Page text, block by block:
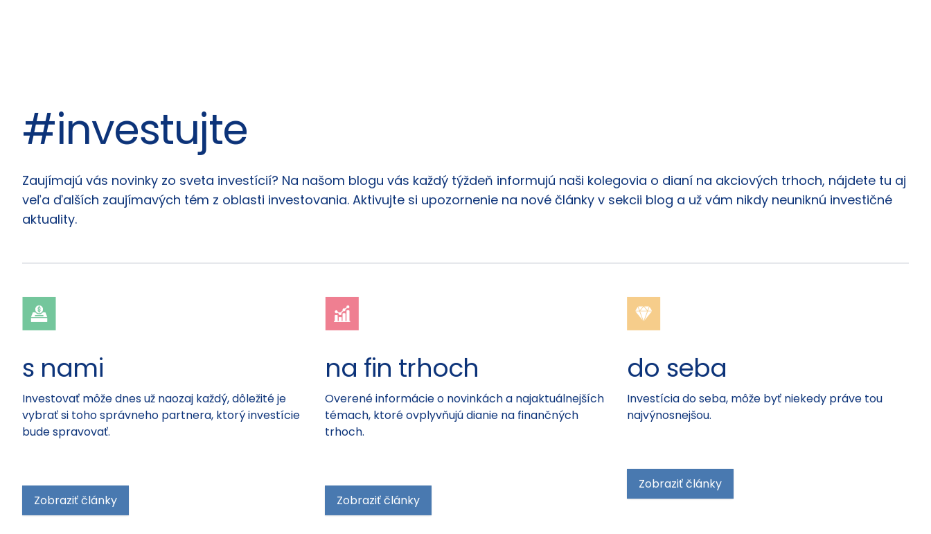
#investujte
Články
Zaujímajú vás novinky zo sveta investícií? Na našom blogu vás každý týždeň informujú naši kolegovia o dianí na akciových trhoch, nájdete tu aj
veľa ďalších zaujímavých tém z oblasti investovania. Aktivujte si upozornenie na nové články v sekcii blog a už vám nikdy neuniknú investičné
aktuality.
s nami
Investovať môže dnes už naozaj každý, dôležité je
vybrať si toho správneho partnera, ktorý investície
bude spravovať.
Zobraziť články
na fin trhoch
Overené informácie o novinkách a najaktuálnejších
témach, ktoré ovplyvňujú dianie na finančných
trhoch.
Zobraziť články
do seba
Investícia do seba, môže byť niekedy práve tou
najvýnosnejšou.
Zobraziť články